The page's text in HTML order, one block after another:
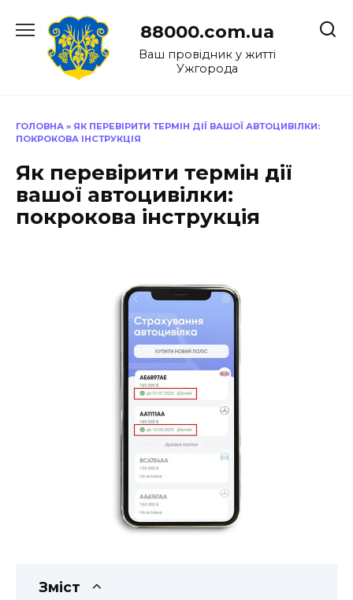
до
88000.com.ua
Ваш провідник у житті
Ужгорода
ГОЛОВНА » ЯК ПЕРЕВІРИТИ ТЕРМІН ДІЇ ВАШОЇ АВТОЦИВІЛКИ:
ПОКРОКОВА ІНСТРУКЦІЯ
Як перевірити термін дії
вашої автоцивілки:
покрокова інструкція
Зміст